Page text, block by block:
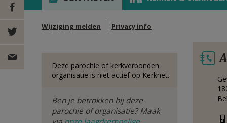
Wijziging melden Privacy info
DEEL OP
FACEBOOK
DEEL OP
Deze parochie of kerkverbonden
organisatie is niet actief op Kerknet.
Ben je betrokken bij deze
parochie of organisatie? Maak